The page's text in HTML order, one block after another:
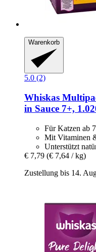
Warenkorb
5.0 (2)
Whiskas
in Sauce 7+,
Für Katzen ab
Mit Vitaminen
Unterstützt
€ 7,79 (€ 7,64 / kg)
Zustellung bis 14.